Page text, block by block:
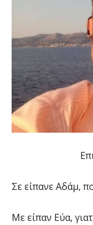
Σε είπανε Αδάμ,
Με είπαν Εύα,